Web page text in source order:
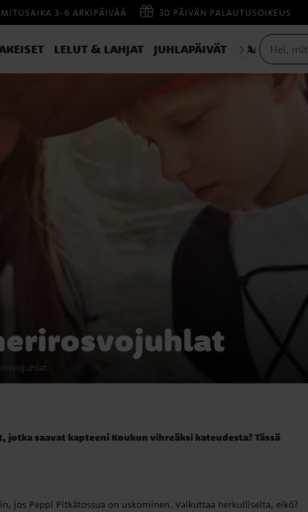
3-6 ARKIPÄIVÄÄ 30 PÄIVÄN PALAUTUSOIKEUS
LELUT & LAHJAT JUHLAPÄIVÄT NAAMIAISET
saavat kapteeni Koukun vihreäksi kateudesta? Tässä
jos Peppi Pitkätossua on uskominen. Vaikuttaa herkulliselta, eikö?